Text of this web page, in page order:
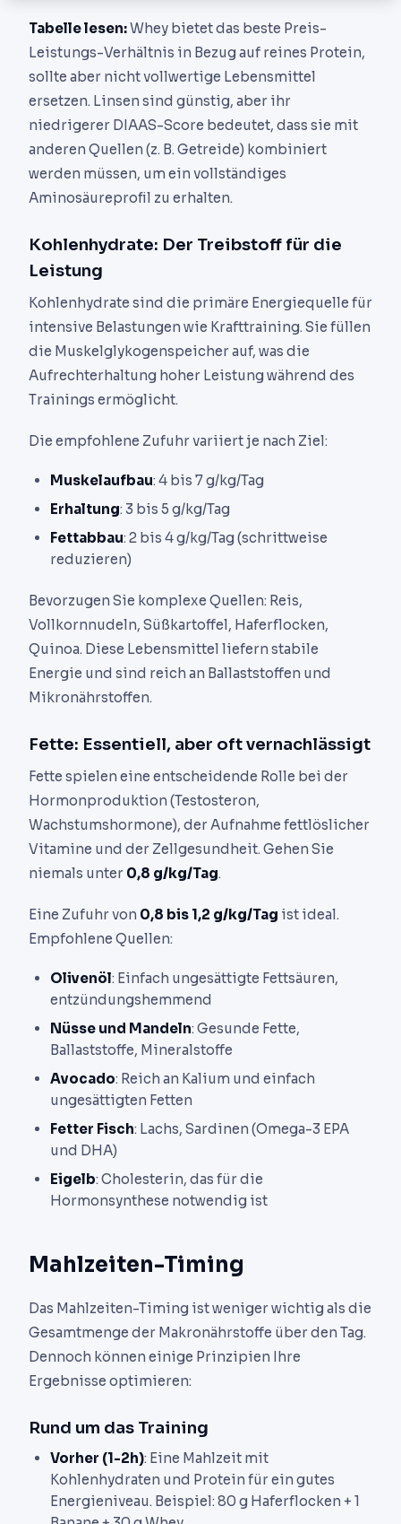
Tabelle lesen:Whey bietet das beste Preis-
Leistungs-Verhältnis in Bezug auf reines Protein,
sollte aber nicht vollwertige Lebensmittel
ersetzen. Linsen sind günstig, aber ihr
niedrigerer DIAAS-Score bedeutet, dass sie mit
anderen Quellen (z. B. Getreide) kombiniert
werden müssen, um ein vollständiges
Aminosäureprofil zu erhalten.
Kohlenhydrate: Der Treibstoff für die
Leistung
Kohlenhydrate sind die primäre Energiequelle für
intensive Belastungen wie Krafttraining. Sie füllen
die Muskelglykogenspeicher auf, was die
Aufrechterhaltung hoher Leistung während des
Trainings ermöglicht.
Die empfohlene Zufuhr variiert je nach Ziel:
Muskelaufbau: 4 bis 7 g/kg/Tag
Erhaltung: 3 bis 5 g/kg/Tag
Fettabbau: 2 bis 4 g/kg/Tag (schrittweise
reduzieren)
Bevorzugen Sie komplexe Quellen: Reis,
Vollkornnudeln, Süßkartoffel, Haferflocken,
Quinoa. Diese Lebensmittel liefern stabile
Energie und sind reich an Ballaststoffen und
Mikronährstoffen.
Fette: Essentiell, aber oft vernachlässigt
Fette spielen eine entscheidende Rolle bei der
Hormonproduktion (Testosteron,
Wachstumshormone), der Aufnahme fettlöslicher
Vitamine und der Zellgesundheit. Gehen Sie
niemals unter 0,8 g/kg/Tag.
Eine Zufuhr von 0,8 bis 1,2 g/kg/Tag ist ideal.
Empfohlene Quellen:
Olivenöl: Einfach ungesättigte Fettsäuren,
entzündungshemmend
Nüsse und Mandeln: Gesunde Fette,
Ballaststoffe, Mineralstoffe
Avocado: Reich an Kalium und einfach
ungesättigten Fetten
Fetter Fisch: Lachs, Sardinen (Omega-3 EPA
und DHA)
Eigelb: Cholesterin, das für die
Hormonsynthese notwendig ist
Mahlzeiten-Timing
Das Mahlzeiten-Timing ist weniger wichtig als die
Gesamtmenge der Makronährstoffe über den Tag.
Dennoch können einige Prinzipien Ihre
Ergebnisse optimieren:
Rund um das Training
Vorher (1-2h): Eine Mahlzeit mit
Kohlenhydraten und Protein für ein gutes
Energieniveau. Beispiel: 80 g Haferflocken + 1